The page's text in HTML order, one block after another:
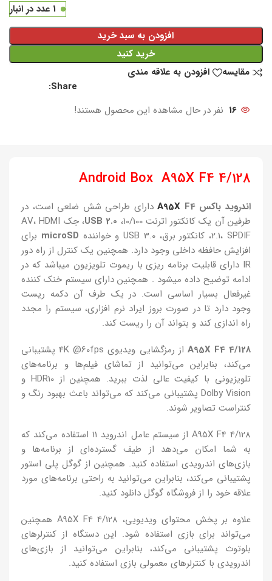
1 عدد در انبار
افزودن به سبد خرید
خرید کنید
مقایسه
افزودن به علاقه مندی
Share:
16 نفر در حال مشاهده این محصول هستند!
Android Box A95X F4 4/128
اندروید باکس A95X F4
دارای طراحی شش ضلعی است، در
طرفین آن یک کانکتور اترنت 10/100،
USB 2.0
، جک AV، HDMI
2.1، SPDIF، کانکتور برق، USB 3.0 و خواننده
microSD برای
افزایش حافظه داخلی وجود دارد. همچنین یک کنترل از راه دور
IR دارای قابلیت برنامه ریزی با ریموت تلویزیون میباشد که در
ادامه توضیح داده میشود . همچنین دارای سیستم خنک کننده
غیرفعال بسیار اساسی است. در یک طرف آن دکمه ریست
وجود دارد تا در صورت بروز ایراد نرم افزاری، سیستم را مجدد
راه اندازی کند و بتواند آن را ریست کند.
A95X F4 4/128
از رمزگشایی ویدیوی 4K @60fps پشتیبانی
می‌کند، بنابراین می‌توانید از تماشای فیلم‌ها و برنامه‌های
تلویزیونی با کیفیت عالی لذت ببرید. همچنین از HDR10 و
Dolby Vision پشتیبانی می‌کند که می‌تواند باعث بهبود رنگ و
کنتراست تصاویر شوند.
A95X F4 4/128 از سیستم عامل اندروید 11 استفاده می‌کند که
به شما امکان می‌دهد از طیف گسترده‌ای از برنامه‌ها و
بازی‌های اندرویدی استفاده کنید. همچنین از گوگل پلی استور
پشتیبانی می‌کند، بنابراین می‌توانید به راحتی برنامه‌های مورد
علاقه خود را از فروشگاه گوگل دانلود کنید.
علاوه بر پخش محتوای ویدیویی، A95X F4 4/128 همچنین
می‌تواند برای بازی استفاده شود. این دستگاه از کنترلرهای
بلوتوث پشتیبانی می‌کند، بنابراین می‌توانید از بازی‌های
اندرویدی با کنترلرهای معمولی بازی استفاده کنید.